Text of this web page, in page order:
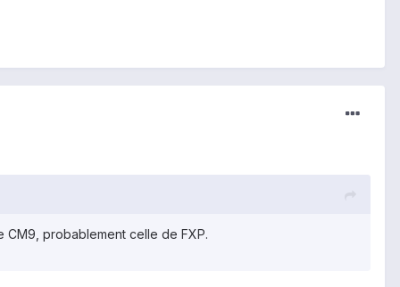
probablement celle de FXP.